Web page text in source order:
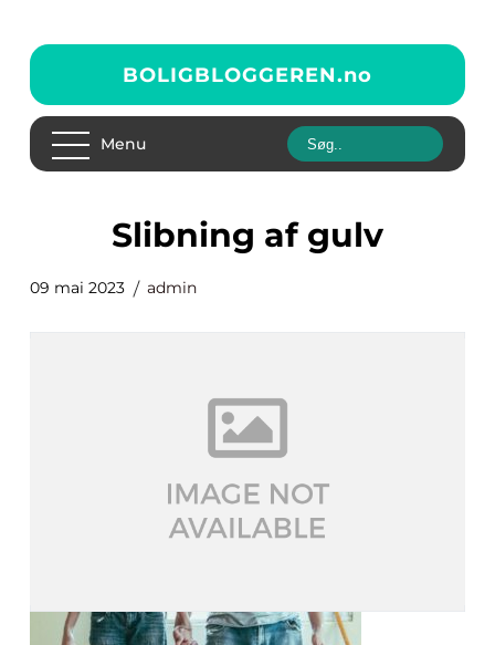
BOLIGBLOGGEREN.no
Menu
slibning af gulv
09 mai 2023 admin